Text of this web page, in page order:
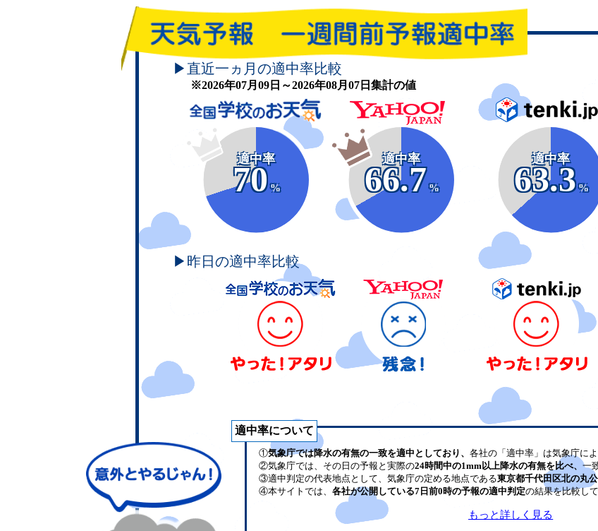
▶直近一ヵ月の適中率比較
※2026年07月09日～2026年08月07日集計の値
適中率
70
%
適中率
66.7
%
適中率
63.3
%
▶昨日の適中率比較
適中率について
①気象庁では降水の有無の一致を適中としており、 各社の「適中率」は気象庁に
②気象庁では、その日の予報と実際の24時間中の1mm以上降水の有無を比べ、 一
③適中判定の代表地点として、気象庁の定める地点である東京都千代田区北の丸
④本サイトでは、 各社が公開している7日前0時の予報の適中判定の結果を比較して
もっと詳しく見る